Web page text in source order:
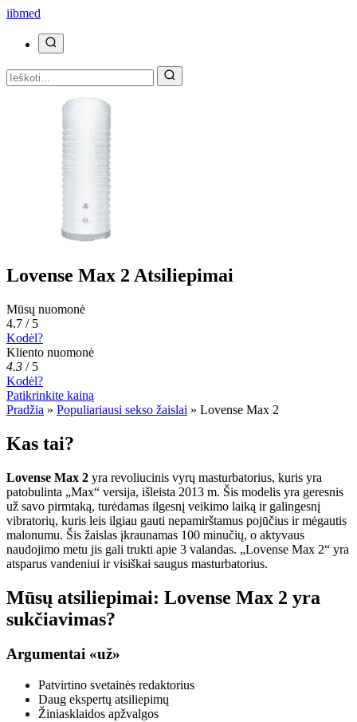
iibmed
Lovense Max 2 Atsiliepimai
Mūsų nuomonė
4.7 / 5
Kodėl?
Kliento nuomonė
4.3 / 5
Kodėl?
Patikrinkite kainą
Pradžia » Populiariausi sekso žaislai » Lovense Max 2
Kas tai?
Lovense Max 2 yra revoliucinis vyrų masturbatorius, kuris yra
patobulinta „Max“ versija, išleista 2013 m. Šis modelis yra geresnis
už savo pirmtaką, turėdamas ilgesnį veikimo laiką ir galingesnį
vibratorių, kuris leis ilgiau gauti nepamirštamus pojūčius ir mėgautis
malonumu. Šis žaislas įkraunamas 100 minučių, o aktyvaus
naudojimo metu jis gali trukti apie 3 valandas. „Lovense Max 2“ yra
atsparus vandeniui ir visiškai saugus masturbatorius.
Mūsų atsiliepimai: Lovense Max 2 yra
sukčiavimas?
Argumentai «už»
Patvirtino svetainės redaktorius
Daug ekspertų atsiliepimų
Žiniasklaidos apžvalgos